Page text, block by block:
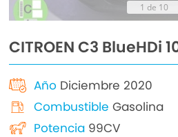
1 de 10
CITROEN C3 BlueHDi
Año Diciembre 2020
Combustible Gasolina
Potencia 99CV